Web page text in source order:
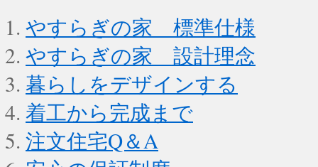
やすらぎの家 標準仕様
やすらぎの家 設計理念
暮らしをデザインする
着工から完成まで
注文住宅Q＆A